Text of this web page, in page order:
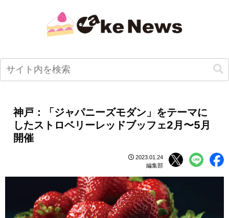
神戸：「ジャパニーズモダン」をテーマに
したストロベリーレッドブッフェ2月〜5月
開催
2023.01.24
編集部